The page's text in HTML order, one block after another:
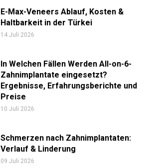
E-Max-Veneers Ablauf, Kosten &
Haltbarkeit in der Türkei
14 Juli 2026
In Welchen Fällen Werden All-on-6-
Zahnimplantate eingesetzt?
Ergebnisse, Erfahrungsberichte und
Preise
10 Juli 2026
Schmerzen nach Zahnimplantaten:
Verlauf & Linderung
09 Juli 2026